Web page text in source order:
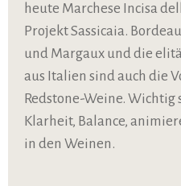
heute Marchese Incisa
Projekt Sassicaia.
und Margaux und die
aus Italien sind auch die
Redstone-Weine.
Klarheit, Balance,
in den Weinen.